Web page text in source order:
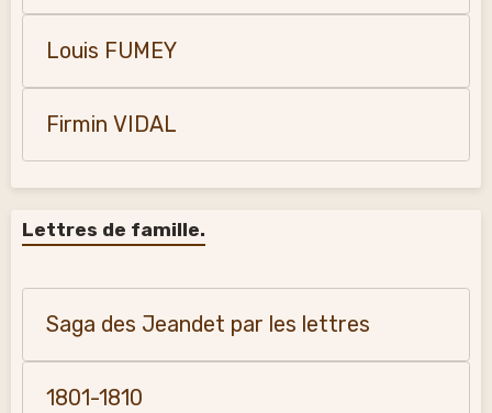
Louis FUMEY
Firmin VIDAL
Lettres de famille.
Saga des Jeandet par les lettres
1801-1810